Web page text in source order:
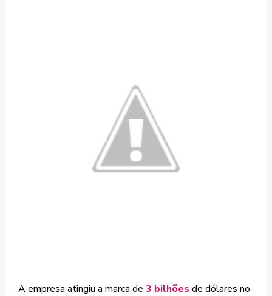
A empresa atingiu a marca de 3 bilhões de dólares no